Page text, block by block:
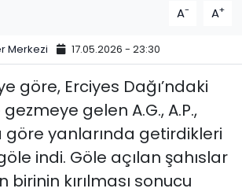
A- A+
Merkezi 17.05.2026 - 23:30
göre, Erciyes Dağı’ndaki
gezmeye gelen A.G., A.P.,
göre yanlarında getirdikleri
indi. Göle açılan şahıslar
birinin kırılması sonucu